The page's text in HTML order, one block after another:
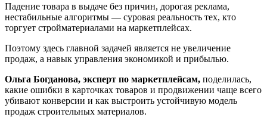
Падение товара в выдаче без причин, дорогая реклама,
нестабильные алгоритмы — суровая реальность тех, кто
торгует стройматериалами на маркетплейсах.
Поэтому здесь главной задачей является не увеличение
продаж, а навык управления экономикой и прибылью.
Ольга Богданова, эксперт по маркетплейсам, поделилась,
какие ошибки в карточках товаров и продвижении чаще всего
убивают конверсии и как выстроить устойчивую модель
продаж строительных материалов.